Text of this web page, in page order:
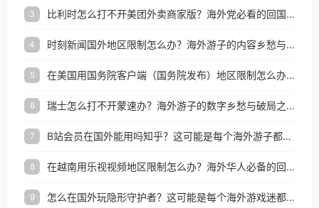
3 比利时怎么打不开美团外卖商家版？海外党必看的回国加速全攻略
4 时刻新闻国外地区限制怎么办？海外游子的内容乡愁与破局之路
5 在美国用国务院客户端（国务院发布）地区限制怎么办？3步解决海外看国内内容难题
6 瑞士怎么打不开蒙速办？海外游子的数字乡愁与破局之路
7 B站会员在国外能用吗知乎？这可能是每个海外游子都问过的问题
8 在越南用乐视视频地区限制怎么办？海外华人必备的回国加速攻略
9 怎么在国外玩隐形守护者？这可能是每个海外游戏迷都问过的问题